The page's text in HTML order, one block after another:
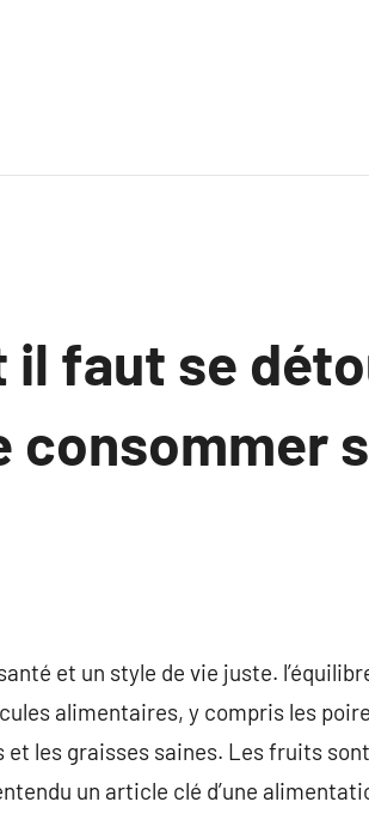
il faut se
consommer
et un style de vie juste.
alimentaires, y compris les
les graisses saines. Les fruits
un article clé d’une